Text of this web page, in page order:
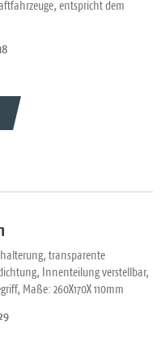
entspricht dem
transparente
Innenteilung verstellbar,
Maße: 260X170X 110mm